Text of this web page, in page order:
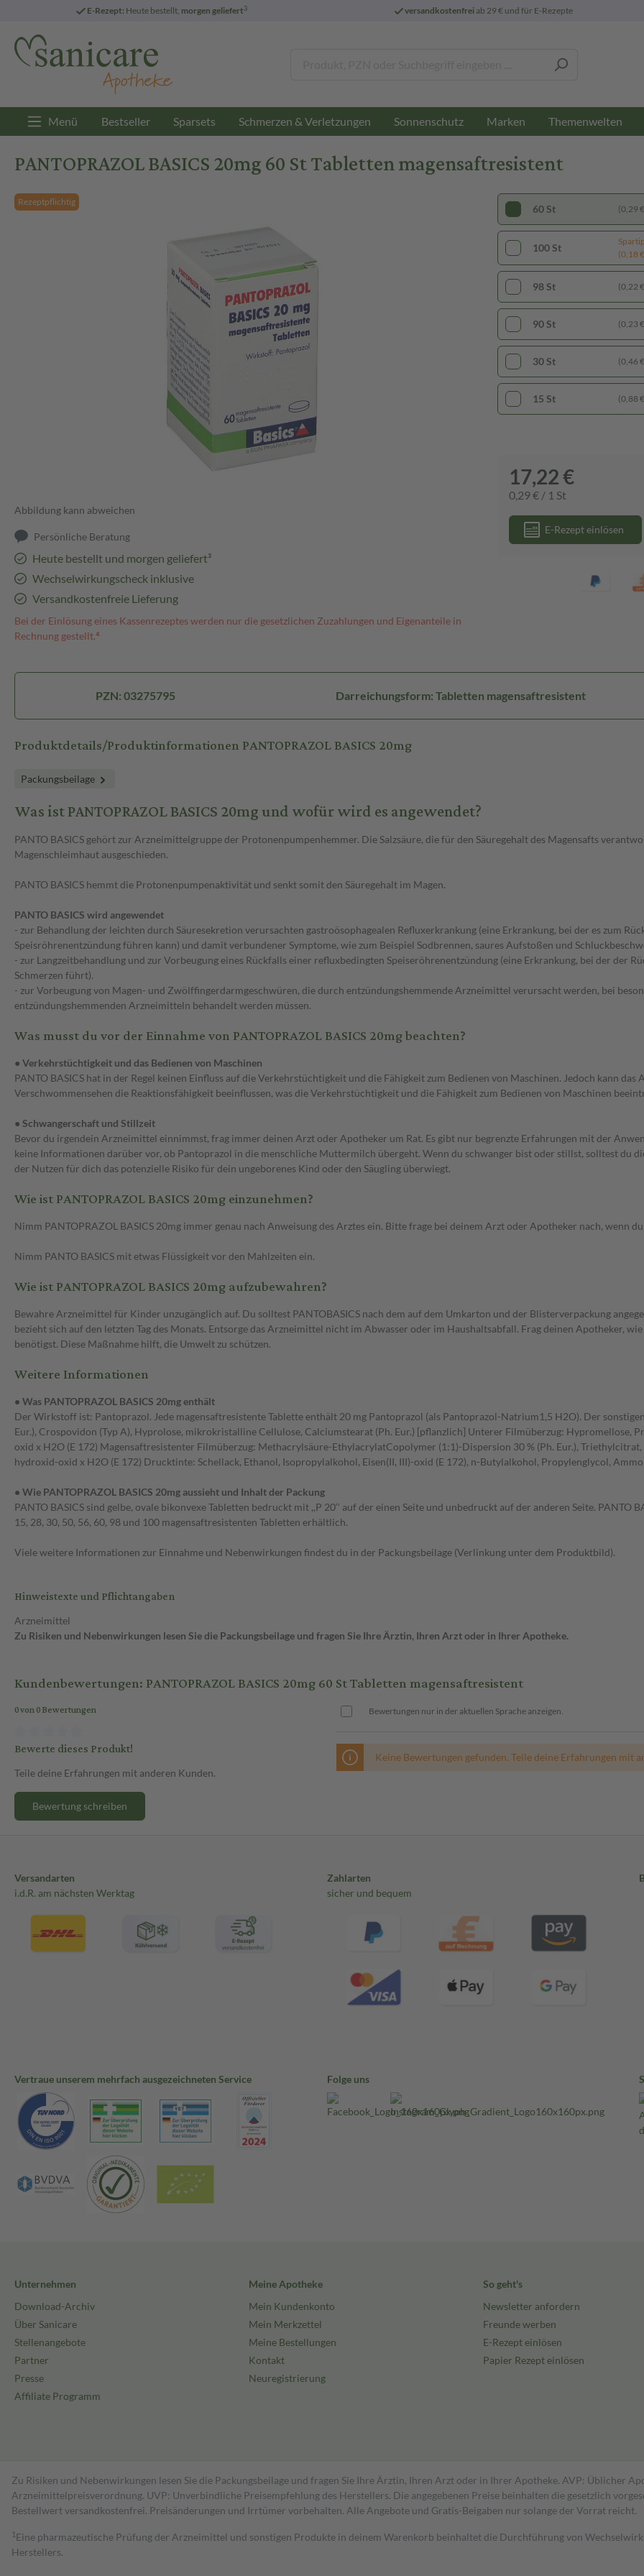
E-Rezept: Heute bestellt, morgen geliefert3 versandkostenfreiab 29 € und für E-Rezepte
Menü Bestseller Sparsets Schmerzen & Verletzungen Sonnenschutz Marken Themenwelten
PANTOPRAZOL BASICS 20mg 60 St Tabletten magensaftresistent
Rezeptpflichtig
Abbildung kann abweichen
Persönliche Beratung
Heute bestellt und morgen geliefert³
Wechselwirkungscheck inklusive
Versandkostenfreie Lieferung
Bei der Einlösung eines Kassenrezeptes werden nur die gesetzlichen Zuzahlungen und Eigenanteile in
Rechnung gestellt.⁴
100 St
(0,18
98 St (0,22
90 St (0,23
60 St (0,29
30 St (0,46
15 St (0,88
17,22 €
0,29 € / 1 St
E-Rezept einlösen
PZN: 03275795 Darreichungsform: Tabletten magensaftresistent
Produktdetails/Produktinformationen PANTOPRAZOL BASICS 20mg
Packungsbeilage
Was ist PANTOPRAZOL BASICS 20mg und wofür wird es angewendet?
PANTO BASICS gehört zur Arzneimittelgruppe der Protonenpumpenhemmer. Die Salzsäure, die für den Säuregehalt des Magensafts
Magenschleimhaut ausgeschieden.
PANTO BASICS hemmt die Protonenpumpenaktivität und senkt somit den Säuregehalt im Magen.
PANTO BASICS wird angewendet
- zur Behandlung der leichten durch Säuresekretion verursachten gastroösophagealen Refluxerkrankung (eine Erkrankung, bei der es zum
Speisröhrenentzündung führen kann) und damit verbundener Symptome, wie zum Beispiel Sodbrennen, saures Aufstoßen und
- zur Langzeitbehandlung und zur Vorbeugung eines Rückfalls einer refluxbedingten Speiseröhrenentzündung (eine Erkrankung, bei der der
Schmerzen führt).
- zur Vorbeugung von Magen- und Zwölffingerdarmgeschwüren, die durch entzündungshemmende Arzneimittel verursacht werden, bei
entzündungshemmenden Arzneimitteln behandelt werden müssen.
Was musst du vor der Einnahme von PANTOPRAZOL BASICS 20mg beachten?
● Verkehrstüchtigkeit und das Bedienen von Maschinen
PANTO BASICS hat in der Regel keinen Einfluss auf die Verkehrstüchtigkeit und die Fähigkeit zum Bedienen von Maschinen. Jedoch kann
Verschwommensehen die Reaktionsfähigkeit beeinflussen, was die Verkehrstüchtigkeit und die Fähigkeit zum Bedienen von Maschinen
● Schwangerschaft und Stillzeit
Bevor du irgendein Arzneimittel einnimmst, frag immer deinen Arzt oder Apotheker um Rat. Es gibt nur begrenzte Erfahrungen mit der
keine Informationen darüber vor, ob Pantoprazol in die menschliche Muttermilch übergeht. Wenn du schwanger bist oder stillst, solltest du
der Nutzen für dich das potenzielle Risiko für dein ungeborenes Kind oder den Säugling überwiegt.
Wie ist PANTOPRAZOL BASICS 20mg einzunehmen?
Nimm PANTOPRAZOL BASICS 20mg immer genau nach Anweisung des Arztes ein. Bitte frage bei deinem Arzt oder Apotheker nach, wenn
Nimm PANTO BASICS mit etwas Flüssigkeit vor den Mahlzeiten ein.
Wie ist PANTOPRAZOL BASICS 20mg aufzubewahren?
Bewahre Arzneimittel für Kinder unzugänglich auf. Du solltest PANTOBASICS nach dem auf dem Umkarton und der Blisterverpackung
bezieht sich auf den letzten Tag des Monats. Entsorge das Arzneimittel nicht im Abwasser oder im Haushaltsabfall. Frag deinen Apotheker,
benötigst. Diese Maßnahme hilft, die Umwelt zu schützen.
Weitere Informationen
• Was PANTOPRAZOL BASICS 20mg enthält
Der Wirkstoff ist: Pantoprazol. Jede magensaftresistente Tablette enthält 20 mg Pantoprazol (als Pantoprazol-Natrium1,5 H2O). Der
Eur.), Crospovidon (Typ A), Hyprolose, mikrokristalline Cellulose, Calciumstearat (Ph. Eur.) [pflanzlich] Unterer Filmüberzug: Hypromellose,
oxid x H2O (E 172) Magensaftresistenter Filmüberzug: Methacrylsäure-EthylacrylatCopolymer (1:1)-Dispersion 30 % (Ph. Eur.),
hydroxid-oxid x H2O (E 172) Drucktinte: Schellack, Ethanol, Isopropylalkohol, Eisen(II, III)-oxid (E 172), n-Butylalkohol, Propylenglycol,
• Wie PANTOPRAZOL BASICS 20mg aussieht und Inhalt der Packung
PANTO BASICS sind gelbe, ovale bikonvexe Tabletten bedruckt mit ,,P 20‘‘ auf der einen Seite und unbedruckt auf der anderen Seite. PANTO
15, 28, 30, 50, 56, 60, 98 und 100 magensaftresistenten Tabletten erhältlich.
Viele weitere Informationen zur Einnahme und Nebenwirkungen findest du in der Packungsbeilage (Verlinkung unter dem Produktbild).
Hinweistexte und Pflichtangaben
Arzneimittel
Zu Risiken und Nebenwirkungen lesen Sie die Packungsbeilage und fragen Sie Ihre Ärztin, Ihren Arzt oder in Ihrer Apotheke.
Kundenbewertungen: PANTOPRAZOL BASICS 20mg 60 St Tabletten magensaftresistent
0 von 0 Bewertungen
Bewerte dieses Produkt!
Teile deine Erfahrungen mit anderen Kunden.
Bewertung schreiben
Bewertungen nur in der aktuellen Sprache anzeigen.
Keine Bewertungen gefunden. Teile deine Erfahrungen mit
Versandarten
i.d.R. am nächsten Werktag
Zahlarten
sicher und bequem
Vertraue unserem mehrfach ausgezeichneten Service Folge uns
Unternehmen
Download-Archiv
Über Sanicare
Stellenangebote
Partner
Presse
Affiliate Programm
Meine Apotheke
Mein Kundenkonto
Mein Merkzettel
Meine Bestellungen
Kontakt
Neuregistrierung
So geht's
Newsletter anfordern
Freunde werben
E-Rezept einlösen
Papier Rezept einlösen
Zu Risiken und Nebenwirkungen lesen Sie die Packungsbeilage und fragen Sie Ihre Ärztin, Ihren Arzt oder in Ihrer Apotheke. AVP: Üblicher
Arzneimittelpreisverordnung. UVP: Unverbindliche Preisempfehlung des Herstellers. Die angegebenen Preise beinhalten die gesetzlich
Bestell­wert versand­kosten­frei. Preisänderungen und Irrtümer vorbehalten. Alle Angebote und Gratis-Beigaben nur solange der Vorrat reicht.
1 Eine pharmazeutische Prüfung der Arzneimittel und sonstigen Produkte in deinem Warenkorb beinhaltet die Durchführung von
Herstellers.